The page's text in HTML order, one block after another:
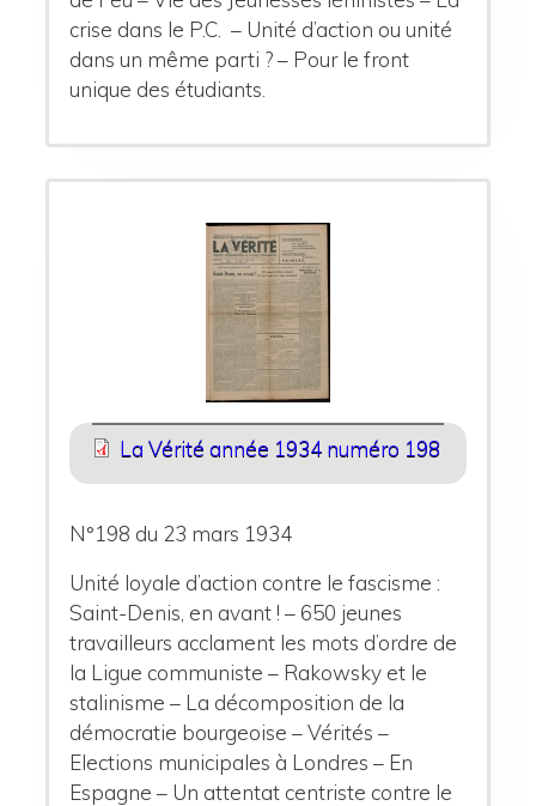
crise dans le P.C. – Unité d’action ou unité
dans un même parti ? – Pour le front
unique des étudiants.
La Vérité année 1934 numéro 198
N°198 du 23 mars 1934
Unité loyale d’action contre le fascisme :
Saint-Denis, en avant ! – 650 jeunes
travailleurs acclament les mots d’ordre de
la Ligue communiste – Rakowsky et le
stalinisme – La décomposition de la
démocratie bourgeoise – Vérités –
Elections municipales à Londres – En
Espagne – Un attentat centriste contre le